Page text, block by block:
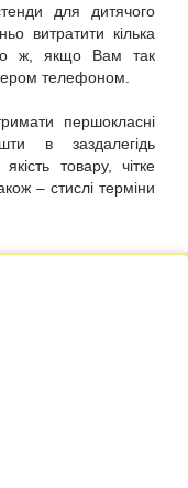
для дитячого
витратити кілька
ж, якщо Вам так
телефоном.
першокласні
в заздалегідь
товару, чітке
– стислі терміни